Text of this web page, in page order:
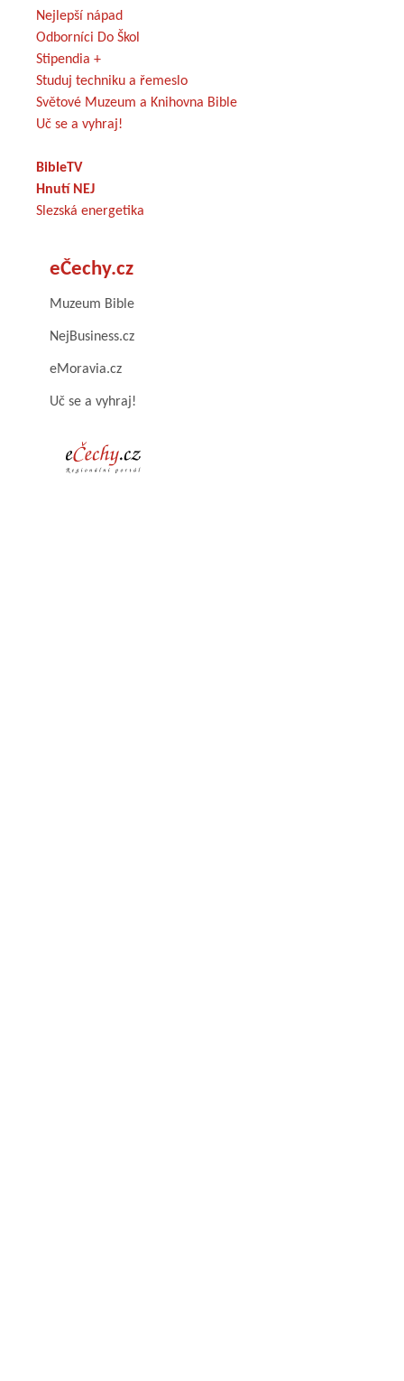
Nejlepší nápad
Odborníci Do Škol
Stipendia +
Studuj techniku a řemeslo
Světové Muzeum a Knihovna Bible
Uč se a vyhraj!
BibleTV
Hnutí NEJ
Slezská energetika
eČechy.cz
Muzeum Bible
NejBusiness.cz
eMoravia.cz
Uč se a vyhraj!